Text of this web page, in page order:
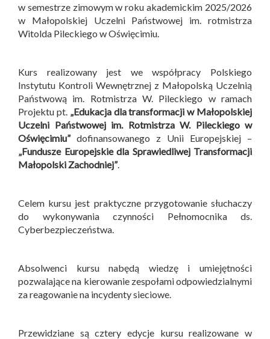
w semestrze zimowym w roku akademickim 2025/2026
w Małopolskiej Uczelni Państwowej im. rotmistrza
Witolda Pileckiego w Oświęcimiu.
Kurs realizowany jest we współpracy Polskiego
Instytutu Kontroli Wewnętrznej z Małopolską Uczelnią
Państwową im. Rotmistrza W. Pileckiego w ramach
Projektu pt. „Edukacja dla transformacji w Małopolskiej
Uczelni Państwowej im. Rotmistrza W. Pileckiego w
Oświęcimiu”dofinansowanego z Unii Europejskiej –
„Fundusze Europejskie dla Sprawiedliwej Transformacji
Małopolski Zachodniej”.
Celem kursu jest praktyczne przygotowanie słuchaczy
do wykonywania czynności Pełnomocnika ds.
Cyberbezpieczeństwa.
Absolwenci kursu nabędą wiedzę i umiejętności
pozwalające na kierowanie zespołami odpowiedzialnymi
za reagowanie na incydenty sieciowe.
Przewidziane są cztery edycje kursu realizowane w